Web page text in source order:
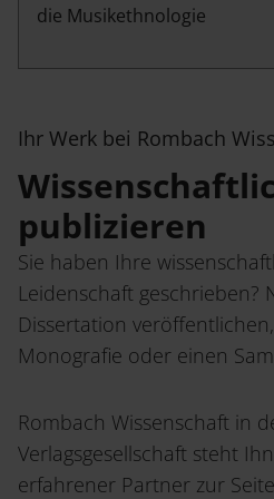
die Musikethnologie
Ihr Werk bei Rombach
publizieren
Sie haben Ihre
Leidenschaft geschrieben?
Dissertation
Monografie oder einen
Rombach Wissenschaft in
Verlagsgesellschaft steht
erfahrener Partner zur